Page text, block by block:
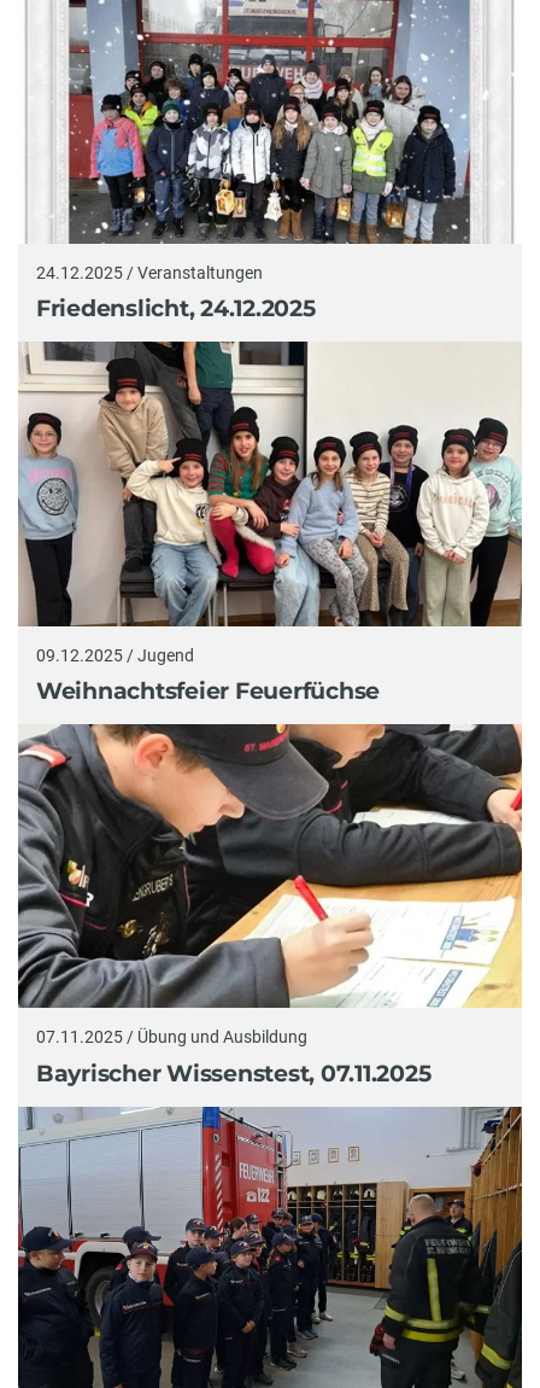
24.12.2025 / Veranstaltungen
Friedenslicht, 24.12.2025
09.12.2025 / Jugend
Weihnachtsfeier Feuerfüchse
07.11.2025 / Übung und Ausbildung
Bayrischer Wissenstest, 07.11.2025